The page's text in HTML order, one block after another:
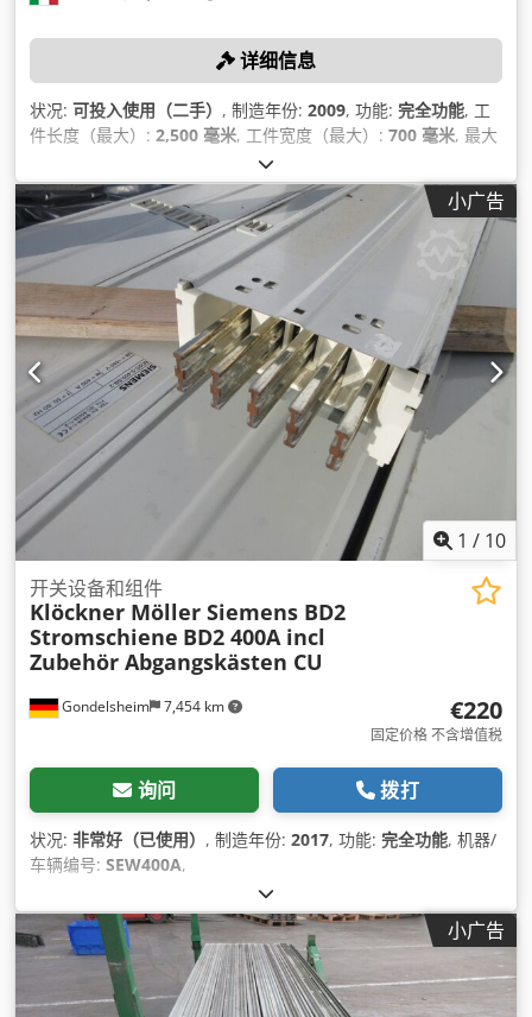
详细信息
状况: 可投入使用（二手） , 制造年份: 2009, 功能: 完全功能, 工
件长度（最大）: 2,500 毫米, 工件宽度（最大）: 700 毫米, 最大
小广告
1 / 10
Gondelsheim 7,454 km
开关设备和组件
Klöckner Möller Siemens BD2
Stromschiene BD2 400A incl
Zubehör Abgangskästen CU
€220
固定价格 不含增值税
询问 拨打
状况: 非常好（已使用） , 制造年份: 2017, 功能: 完全功能, 机器/
车辆编号: SEW400A,
小广告